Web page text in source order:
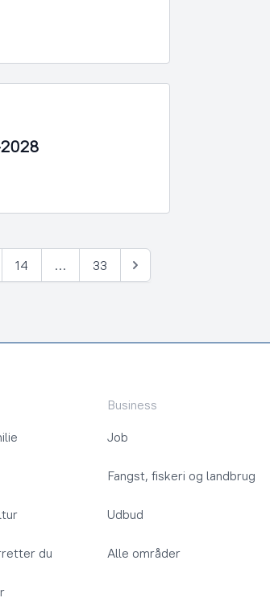
14 … 33
Næste
du
Business
Job
Fangst, fiskeri og landbrug
Udbud
Alle områder